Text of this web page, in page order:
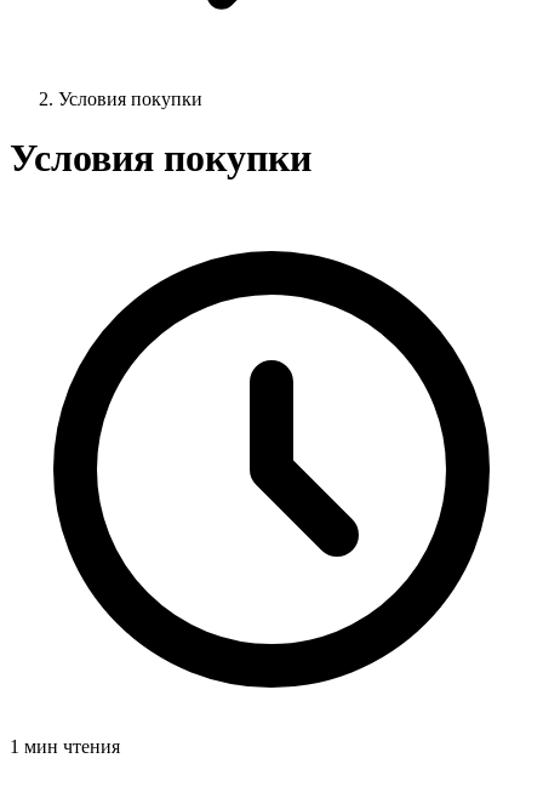
Условия покупки
Условия покупки
1 мин чтения